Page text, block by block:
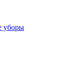
уборы